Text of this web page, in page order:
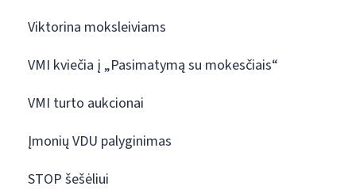
Viktorina moksleiviams
VMI kviečia į „Pasimatymą su mokesčiais“
VMI turto aukcionai
Įmonių VDU palyginimas
STOP šešėliui